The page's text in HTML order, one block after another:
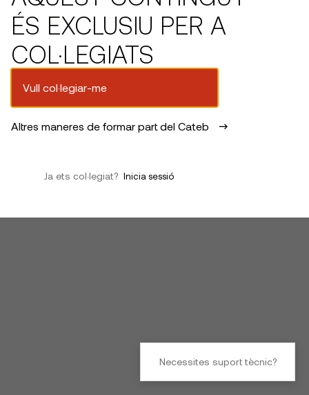
ÉS EXCLUSIU PER A
COL·LEGIATS
Vull col·legiar-me
Altres maneres de formar part del Cateb
Ja ets col·legiat? Inicia sessió
Necessites suport tècnic?